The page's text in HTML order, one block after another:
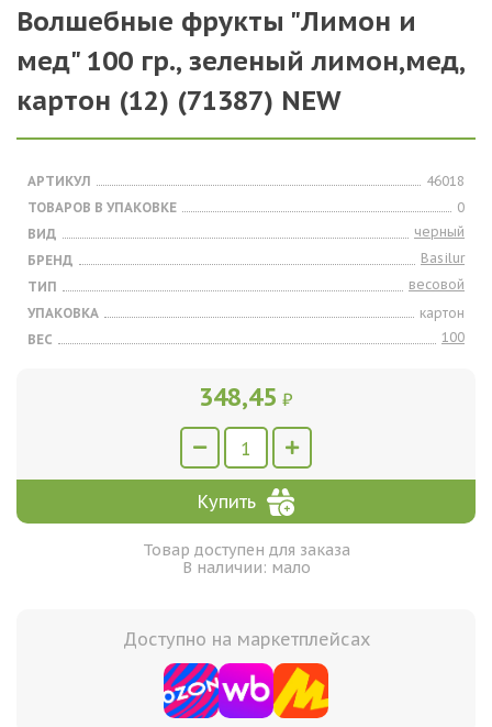
Волшебные фрукты "Лимон и
мед" 100 гр., зеленый лимон,мед,
картон (12) (71387) NEW
АРТИКУЛ
46018
ТОВАРОВ В УПАКОВКЕ
0
ВИД
черный
БРЕНД
Basilur
ТИП
весовой
УПАКОВКА
картон
ВЕС
100
348,45 ₽
Купить
Товар доступен для заказа
В наличии: мало
Доступно на маркетплейсах